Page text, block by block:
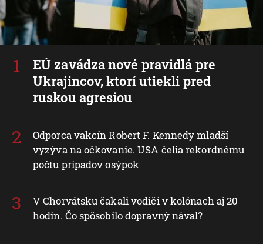
EÚ zavádza nové pravidlá pre
Ukrajincov, ktorí utiekli pred
ruskou agresiou
Odporca vakcín Robert F. Kennedy mladší
vyzýva na očkovanie. USA čelia rekordnému
počtu prípadov osýpok
V Chorvátsku čakali vodiči v kolónach aj 20
hodín. Čo spôsobilo dopravný nával?